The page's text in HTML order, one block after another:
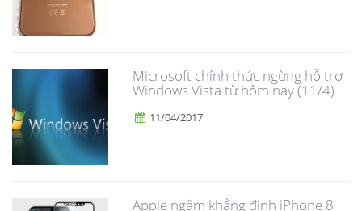
Microsoft chính thức ngừng hỗ trợ
Windows Vista từ hôm nay (11/4)
11/04/2017
Apple ngầm khẳng định iPhone 8